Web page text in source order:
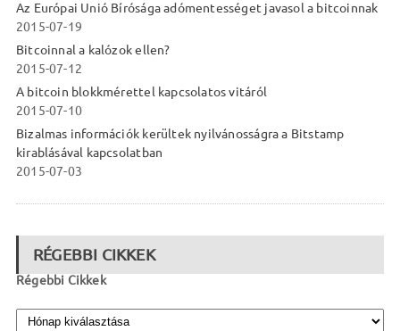
Az Európai Unió Bírósága adómentességet javasol a bitcoinnak
2015-07-19
Bitcoinnal a kalózok ellen?
2015-07-12
A bitcoin blokkmérettel kapcsolatos vitáról
2015-07-10
Bizalmas információk kerültek nyilvánosságra a Bitstamp
kirablásával kapcsolatban
2015-07-03
RÉGEBBI CIKKEK
Régebbi Cikkek